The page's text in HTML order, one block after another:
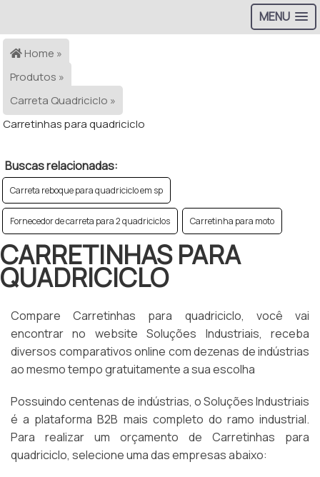
MENU
Home »
Produtos »
Carreta Quadriciclo »
Carretinhas para quadriciclo
Buscas relacionadas:
Carreta reboque para quadriciclo em sp
Fornecedor de carreta para 2 quadriciclos Carretinha para moto
CARRETINHAS PARA
QUADRICICLO
Compare Carretinhas para quadriciclo, você vai
encontrar no website Soluções Industriais, receba
diversos comparativos online com dezenas de indústrias
ao mesmo tempo gratuitamente a sua escolha
Possuindo centenas de indústrias, o Soluções Industriais
é a plataforma B2B mais completo do ramo industrial.
Para realizar um orçamento de Carretinhas para
quadriciclo, selecione uma das empresas abaixo: